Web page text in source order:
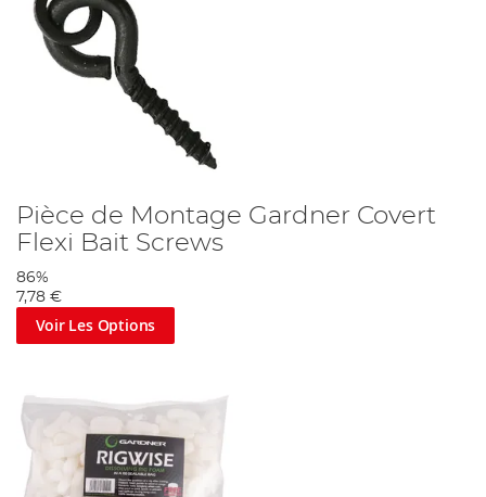
Pièce de Montage Gardner Covert
Flexi Bait Screws
86%
7,78 €
Voir Les Options